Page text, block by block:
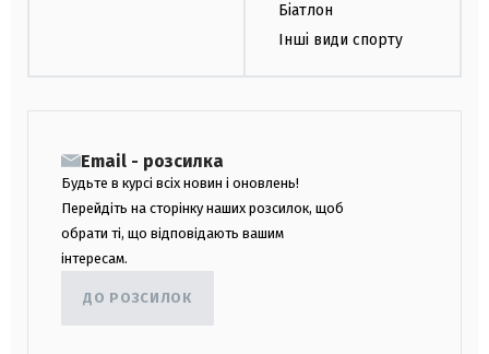
Біатлон
Інші види спорту
Email - розсилка
Будьте в курсі всіх новин і оновлень!
Перейдіть на сторінку наших розсилок, щоб
обрати ті, що відповідають вашим
інтересам.
ДО РОЗСИЛОК